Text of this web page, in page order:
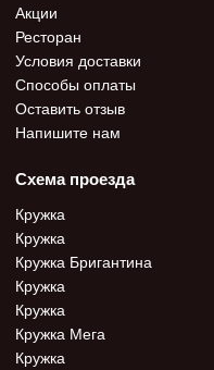
Акции
Ресторан
Условия доставки
Способы оплаты
Оставить отзыв
Напишите нам
Схема проезда
Кружка
Кружка
Кружка Бригантина
Кружка
Кружка
Кружка Мега
Кружка